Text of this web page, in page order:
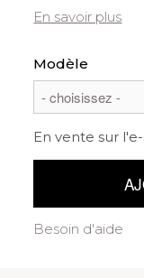
En savoir plus
Modèle
En vente sur
Besoin d'aide